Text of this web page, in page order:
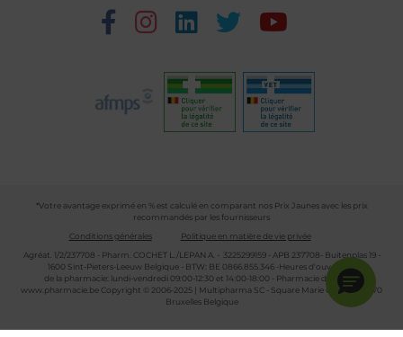
*Votre avantage exprimé en % est calculé en comparant nos Prix Jaunes avec les prix
recommandés par les fournisseurs
Conditions générales
Politique en matière de vie privée
Agréat. 1/2/237708 - Pharm. COCHET L./LEPAN A. - 3225299159 - APB 237708- Buitenplas 19 -
1600 Sint-Pieters-Leeuw Belgique - BTW: BE 0866.855.346 -Heures d'ouverture
de la pharmacie: lundi-vendredi 09:00-12:30 et 14:00-18:00 - Pharmacie de garde :
www.pharmacie.beCopyright © 2006-2025 | Multipharma SC - Square Marie Curie 30 - 1070
Bruxelles Belgique